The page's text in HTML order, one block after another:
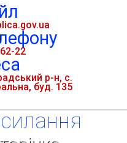
22
р-н, с.
буд. 135